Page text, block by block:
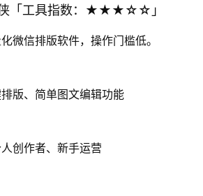
侠「工具指数：★★★☆☆」
微信排版软件，操作门槛低。
版、简单图文编辑功能
创作者、新手运营